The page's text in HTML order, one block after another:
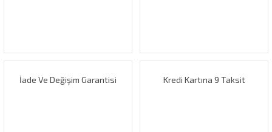
İade Ve Değişim Garantisi Kredi Kartına 9 Taksit